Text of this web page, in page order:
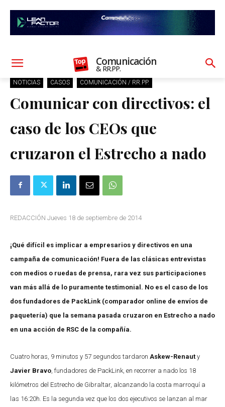
Comunicación
& RR.PP.
NOTICIAS CASOS COMUNICACIÓN / RR.PP.
Comunicar con directivos: el
caso de los CEOs que
cruzaron el Estrecho a nado
REDACCIÓN Jueves 18 de septiembre de 2014
¡Qué difícil es implicar a empresarios y directivos en una
campaña de comunicación! Fuera de las clásicas entrevistas
con medios o ruedas de prensa, rara vez sus participaciones
van más allá de lo puramente testimonial. No es el caso de los
dos fundadores de PackLink (comparador online de envíos de
paquetería) que la semana pasada cruzaron en Estrecho a nado
en una acción de RSC de la compañía.
Cuatro horas, 9 minutos y 57 segundos tardaron Askew-Renaut y
Javier Bravo , fundadores de PackLink , en recorrer a nado los 18
kilómetros del Estrecho de Gibraltar, alcanzando la costa marroquí a
las 16:20h. Es la segunda vez que los dos ejecutivos se lanzan al mar